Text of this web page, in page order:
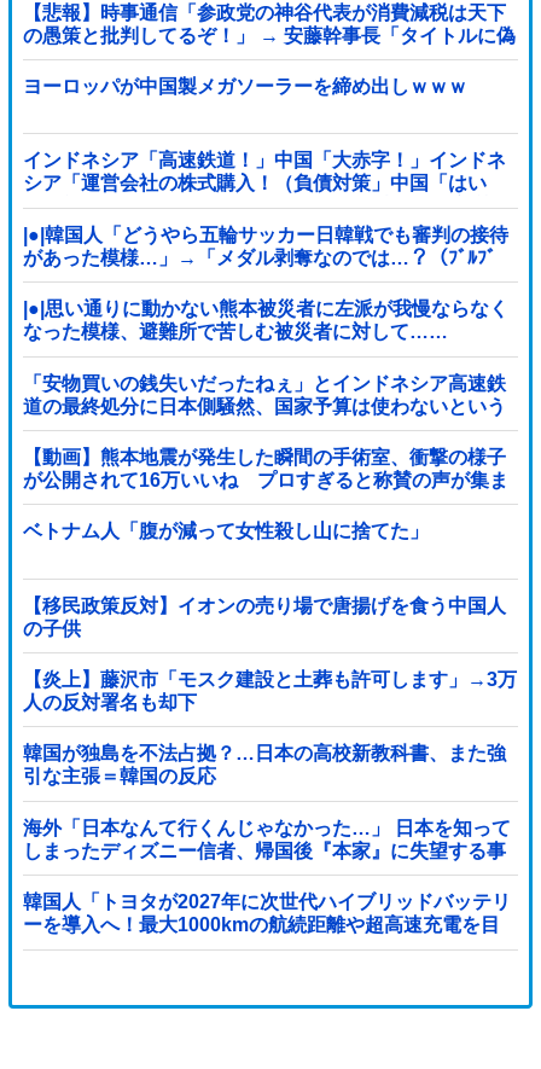
【悲報】時事通信「参政党の神谷代表が消費減税は天下
の愚策と批判してるぞ！」 → 安藤幹事長「タイトルに偽
りあり！『参政党は消費税廃止派、減税派』」ｗｗｗｗ
ｗｗｗｗ
ヨーロッパが中国製メガソーラーを締め出しｗｗｗ
インドネシア「高速鉄道！」中国「大赤字！」インドネ
シア「運営会社の株式購入！（負債対策」中国「はい
（巨額負債」インドネシア「700km延伸計画！（実質中
止」→
|●|韓国人「どうやら五輪サッカー日韓戦でも審判の接待
があった模様…」→「メダル剥奪なのでは…？（ﾌﾞﾙﾌﾞ
ﾙ」＝韓国の反応
|●|思い通りに動かない熊本被災者に左派が我慢ならなく
なった模様、避難所で苦しむ被災者に対して……
「安物買いの銭失いだったねぇ」とインドネシア高速鉄
道の最終処分に日本側騒然、国家予算は使わないという
と何が財源なんだ？
【動画】熊本地震が発生した瞬間の手術室、衝撃の様子
が公開されて16万いいね プロすぎると称賛の声が集ま
る
ベトナム人「腹が減って女性殺し山に捨てた」
【移民政策反対】イオンの売り場で唐揚げを食う中国人
の子供
【炎上】藤沢市「モスク建設と土葬も許可します」→3万
人の反対署名も却下
韓国が独島を不法占拠？…日本の高校新教科書、また強
引な主張＝韓国の反応
海外「日本なんて行くんじゃなかった…」 日本を知って
しまったディズニー信者、帰国後『本家』に失望する事
態に
韓国人「トヨタが2027年に次世代ハイブリッドバッテリ
ーを導入へ！最大1000kmの航続距離や超高速充電を目
指す」